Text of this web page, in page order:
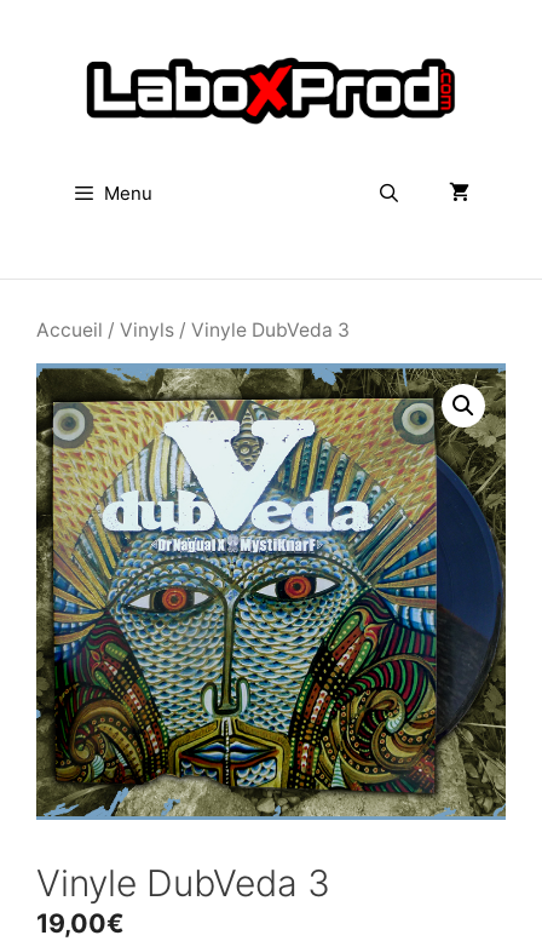
Rechercher
Menu
Accueil / Vinyls / Vinyle DubVeda 3
Vinyle DubVeda 3
19,00€